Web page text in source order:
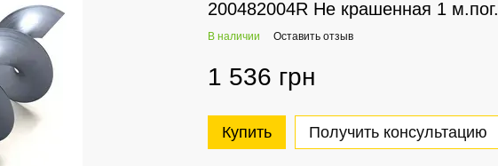
200482004R Не крашенная 1 м.пог.
В наличии Оставить отзыв
1 536 грн
Купить Получить консультацию